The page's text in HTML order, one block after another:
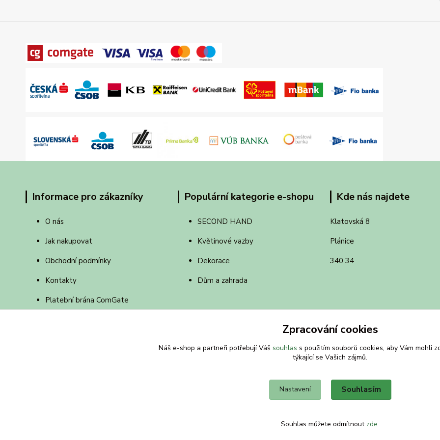
Informace pro zákazníky
O nás
Jak nakupovat
Obchodní podmínky
Kontakty
Platební brána ComGate
Populární kategorie e-shopu
SECOND HAND
Květinové vazby
Dekorace
Dům a zahrada
Kde nás najdete
Klatovská 8
Plánice
340 34
Zpracování cookies
Náš e-shop a partneři potřebují Váš souhlas s použitím souborů cookies, aby Vám mohli
týkající se Vašich zájmů.
Nastavení Souhlasím
Souhlas můžete odmítnout zde.